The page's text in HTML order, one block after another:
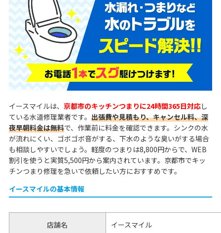
イースマイルは、 京都市のキッチンつまりに24時間365日対応し
ている水道修理業者です。 出張費や見積もり、キャンセル料、深
夜早朝料金は無料で、作業前に料金を確認できます。シンクの水
が流れにくい、ゴボゴボ音がする、下水のような臭いがする場合
も相談しやすいでしょう。軽度のつまりは8,800円からで、WEB
割引を使うと実質5,500円から案内されています。京都市でキッ
チンつまり修理を急いで依頼したい方におすすめです。
イースマイルの基本情報
店舗名 イースマイル